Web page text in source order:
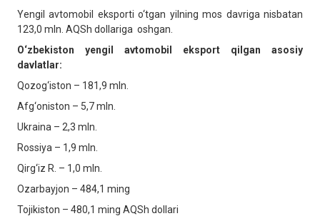
Yengil avtomobil eksporti o‘tgan yilning mos davriga nisbatan
123,0 mln. AQSh dollariga oshgan.
O‘zbekiston yengil avtomobil eksport qilgan asosiy
davlatlar:
Qozog‘iston – 181,9 mln.
Afg‘oniston – 5,7 mln.
Ukraina – 2,3 mln.
Rossiya – 1,9 mln.
Qirg‘iz R. – 1,0 mln.
Ozarbayjon – 484,1 ming
Tojikiston – 480,1 ming AQSh dollari